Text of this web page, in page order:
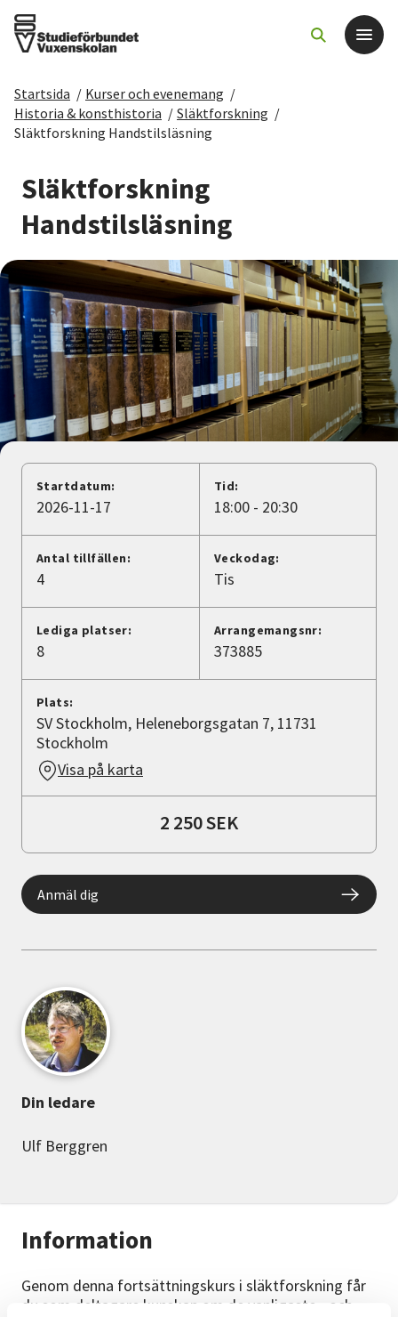
Det här gör vi
Sök kurser och evenemang
Om SV
Starta studiecirkel
Cirkelledare
Nyheter
Lyssna
Startsida / Kurser och evenemang /
Historia & konsthistoria / Släktforskning /
Släktforskning Handstilsläsning
Släktforskning
Handstilsläsning
Information
Genom denna fortsättningskurs i släktforskning får
du som deltagare kunskap om de vanligaste - och
Startdatum:
2026-11-17
Tid:
18:00 - 20:30
Antal tillfällen:
4
Veckodag:
Tis
Lediga platser:
8
Arrangemangsnr:
373885
Plats:
SV Stockholm, Heleneborgsgatan 7, 11731
Stockholm
Visa på karta
2 250 SEK
Anmäl dig
Din ledare
Ulf Berggren